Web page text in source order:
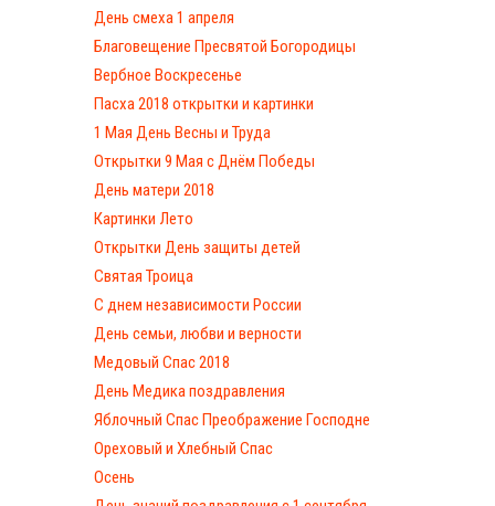
День смеха 1 апреля
Благовещение Пресвятой Богородицы
Вербное Воскресенье
Пасха 2018 открытки и картинки
1 Мая День Весны и Труда
Открытки 9 Мая с Днём Победы
День матери 2018
Картинки Лето
Открытки День защиты детей
Святая Троица
С днем независимости России
День семьи, любви и верности
Медовый Спас 2018
День Медика поздравления
Яблочный Спас Преображение Господне
Ореховый и Хлебный Спас
Осень